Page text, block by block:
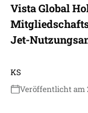
Vista Global
Jet-
KS
Veröffentlicht am